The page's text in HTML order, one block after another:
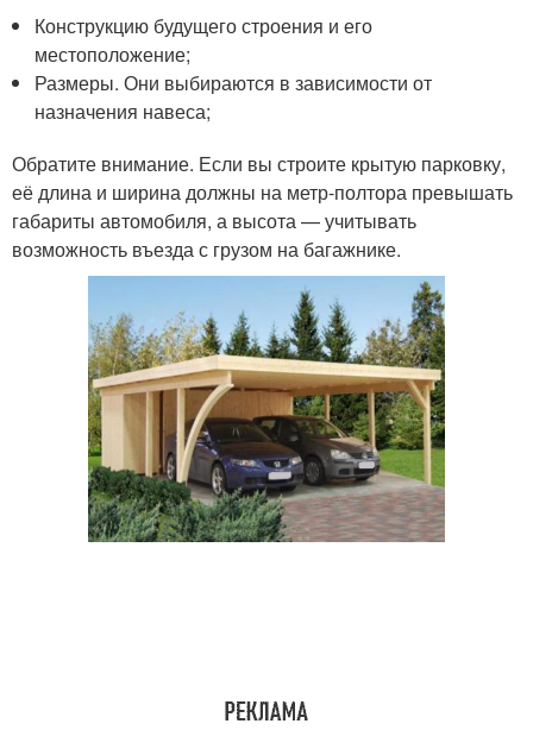
Конструкцию будущего строения и его
местоположение;
Размеры. Они выбираются в зависимости от
назначения навеса;
Обратите внимание. Если вы строите крытую парковку,
её длина и ширина должны на метр-полтора превышать
габариты автомобиля, а высота — учитывать
возможность въезда с грузом на багажнике.